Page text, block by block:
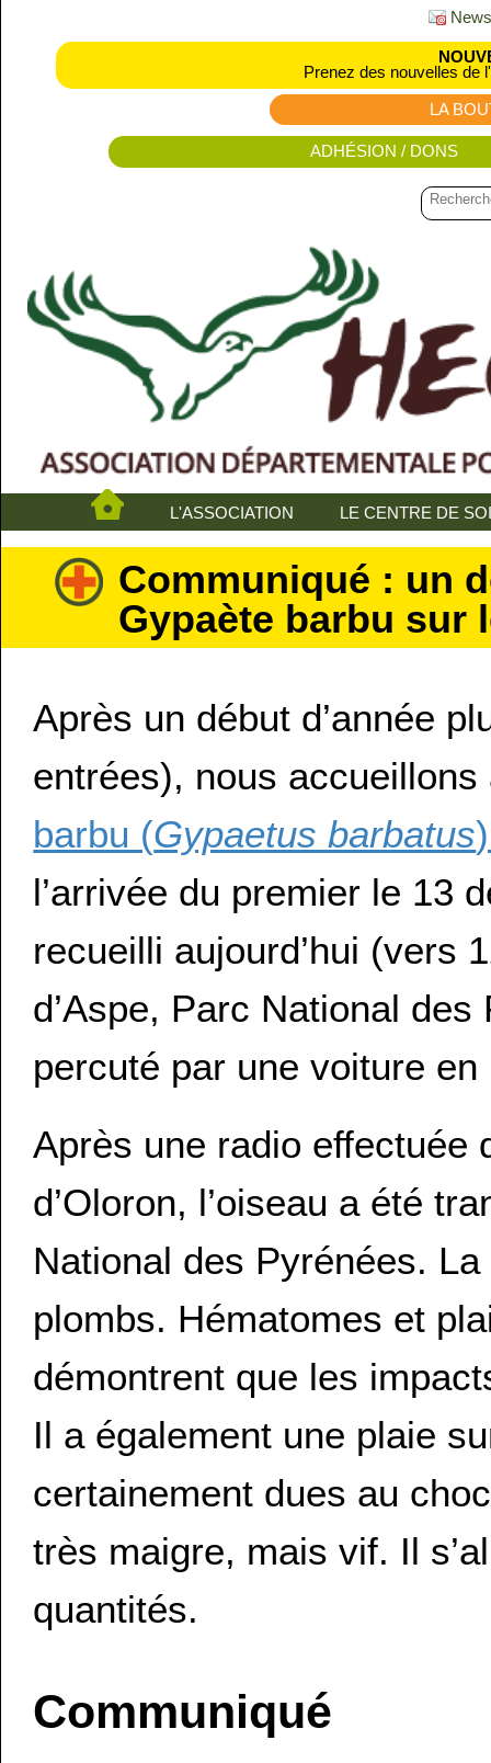
Prenez des nouvelles de
LA
ADHÉSION / DONS
L'ASSOCIATION LE CENTRE DE
Communiqué : un
Gypaète barbu sur
Après un début d’année
entrées), nous
barbu (Gypaetus barbatus
l’arrivée du premier le 13
recueilli aujourd’hui (vers
d’Aspe, Parc National
percuté par une voiture
Après une radio effectuée
d’Oloron, l’oiseau a été
National des Pyrénées.
plombs. Hématomes et
démontrent que les
Il a également une plaie
certainement dues au
très maigre, mais vif. Il
quantités.
Communiqué